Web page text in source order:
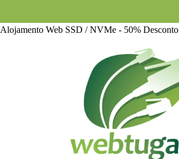
Alojamento Web SSD / NVMe - 50% Desconto